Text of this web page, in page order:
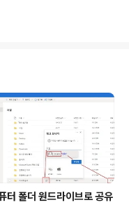
음날
전
의료
있는
다. 필
중증
료서비
터 폴더 원드라이브로 공유